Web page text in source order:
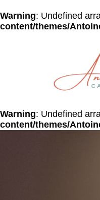
Warning: Undefined
content/themes/
Warning: Undefined
content/themes/